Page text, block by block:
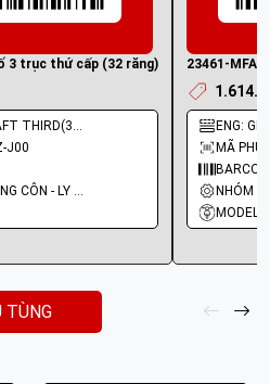
3 trục thứ cấp (32 răng)
ENG: GEAR | COUNTERSHAFT THIRD(32T)
J00
NHÓM PHỤ TÙNG: HỆ THỐNG CÔN - LY HỢP - TRỤC SỐ - BÁNH RĂNG
23461-MFA-
ENG:
MÃ PHỤ
MODEL
TÙNG